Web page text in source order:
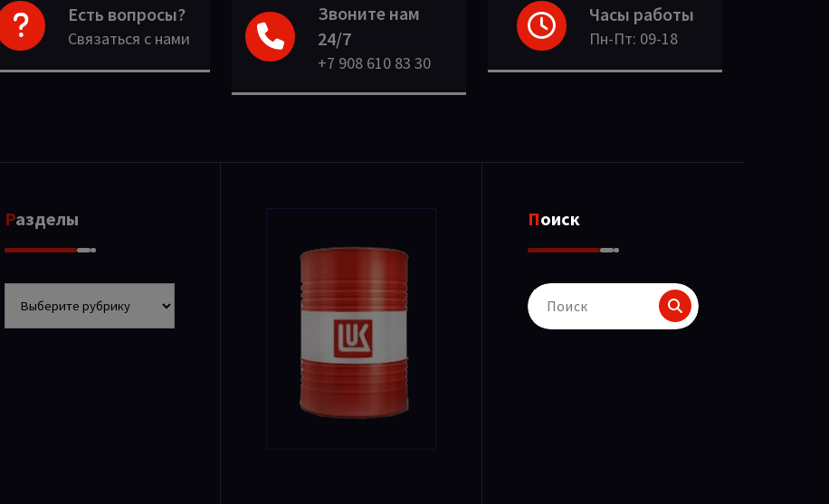
Есть вопросы?
Связаться с нами
Звоните нам
24/7
+7 908 610 83 30
Часы работы
Пн-Пт: 09-18
Разделы Поиск
Поиск
для: